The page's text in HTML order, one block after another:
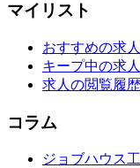
マイリスト
おすすめの求人
キープ中の求人
求人の閲覧履歴
コラム
ジョブハウス